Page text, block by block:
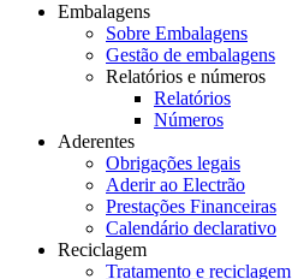
Embalagens
Sobre Embalagens
Gestão de embalagens
Relatórios e números
Relatórios
Números
Aderentes
Obrigações legais
Aderir ao Electrão
Prestações Financeiras
Calendário declarativo
Reciclagem
Tratamento e reciclagem